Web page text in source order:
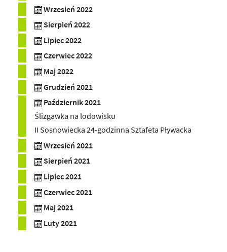
Wrzesień 2022
Sierpień 2022
Lipiec 2022
Czerwiec 2022
Maj 2022
Grudzień 2021
Październik 2021
Ślizgawka na lodowisku
II Sosnowiecka 24-godzinna Sztafeta Pływacka
Wrzesień 2021
Sierpień 2021
Lipiec 2021
Czerwiec 2021
Maj 2021
Luty 2021